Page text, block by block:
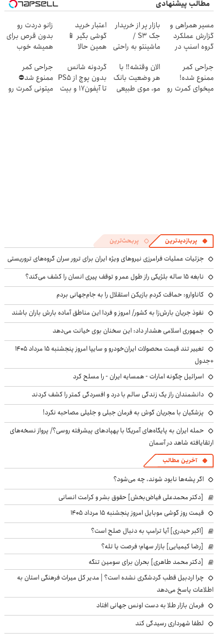
مطالب پیشنهادی
مسیر همراهی و
گزارش عملکرد
گروه اسنپ در
بازار پر از خریدار
جک S3 /
ماشینتو به راحتی
اعتبار خرید
گوشی بگیر 📱
همین حالا
بده 🎯
زانو دردت رو
بدون قرص برای
همیشه خوب
پرسش‌نامه)
جراحی کمر
ممنوع شده!
میخوای کمرت رو
الان وقتشه‼️ با
هر وضعیت بانک
مو، موی طبیعی
گردونه شانس
بدون پوچ از PS5
تا آیفون17 و بیت
جراحی کمر
ممنوع شد⛔
میتونی کمرت رو
پربازدیدترین پربحث‌ترین
جزئیات عملیات فرامرزی نیروهای ویژه ایران برای ترور سران گروه‌های تروریستی
نابغه ۱۵ ساله بلژیکی راز طول عمر و توقف پیری انسان را کشف می‌کند؟
کاناوارو: حماقت کردم بازیکن استقلال را به جام‌جهانی بردم
نفوذ جریان بارش‌زا به کشور/ امروز و فردا این مناطق آماده بارش باران باشند
جمهوری اسلامی هشدار داد: این سخنان بوی خیانت می‌دهد
تغییر تند قیمت محصولات ایران‌خودرو و سایپا امروز پنجشنبه ۱۵ مرداد ۱۴۰۵
+جدول
اسرائیل چگونه امارات - همسایه ایران - را مسلح کرد
دانشمندان راز یک زندگی سالم با درد و افسردگی کمتر را کشف کردند
پزشکیان با مجریان گوش به فرمان جبلی و جلیلی مصاحبه نکرد!
حمله ایران به پایگاه‌های آمریکا با پهپادهای پیشرفته روسی؟/ پرواز نسخه‌های
ارتقایافته شاهد در آسمان
آخرین مطالب
اگر پشه‌ها نابود شوند، چه می‌شود؟
[دکتر محمدعلی فیاض‌بخش] حقوق بشر و کرامت انسانی
قیمت روز گوشی موبایل امروز پنجشنبه ۱۵ مرداد ۱۴۰۵
[اکبر حیدری] آیا ترامپ به دنبال صلح است؟
[رضا کیمیایی] بازار سهام؛ فرصت یا تله؟
[دکتر محمد طاهری] بحران برای سومین تنگه
چرا اردبیل قطب گردشگری نشده است؟ | مدیر کل میراث فرهنگی استان به
اطلاعات پاسخ می‌دهد
فرمان بازار طلا به دست اونس جهانی افتاد
لطفا شهرداری رسیدگی کند